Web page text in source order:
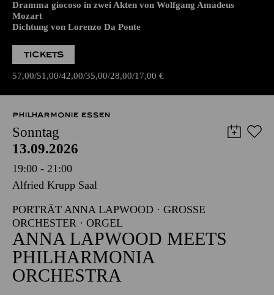
Dramma giocoso in zwei Akten von Wolfgang Amadeus
Mozart
Dichtung von Lorenzo Da Ponte
TICKETS
57,00 51,00 42,00 35,00 28,00 17,00 €
PHILHARMONIE ESSEN
Sonntag
13.09.2026
19:00 - 21:00
Alfried Krupp Saal
PORTRÄT ANNA LAPWOOD · GROSSE O
RCHESTER · ORGEL
ANNA LAPWOOD MEETS
PHILHARMONIA
ORCHESTRA